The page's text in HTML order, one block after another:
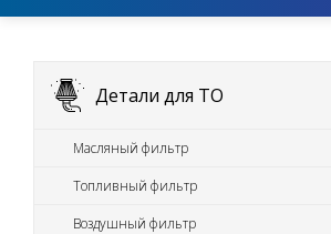
Детали для ТО
Масляный фильтр
Топливный фильтр
Воздушный фильтр